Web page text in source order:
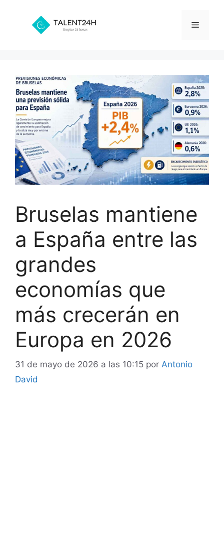
contenido
Menú
Bruselas mantiene
a España entre las
grandes
economías que
más crecerán en
Europa en 2026
31 de mayo de 2026 a las 10:15 por Antonio
David